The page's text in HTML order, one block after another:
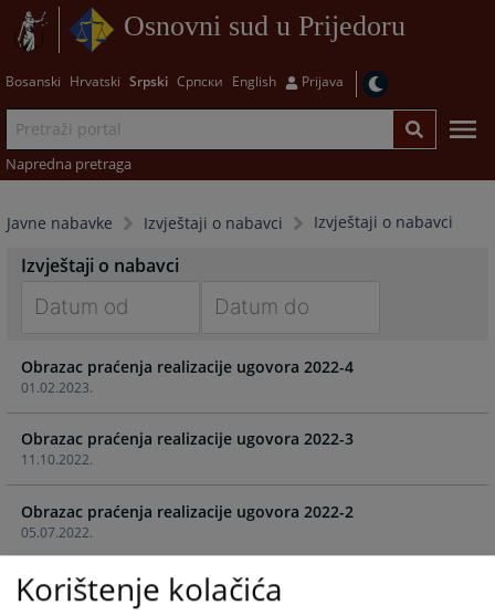
Osnovni sud u Prijedoru
Bosanski Hrvatski Srpski Српски English Prijava
Napredna pretraga
Javne nabavke Izvještaji o nabavci Izvještaji o nabavci
Izvještaji o nabavci
forward
to
interact
with
the
calendar
and
select
a
date.
forward
interact
with
calendar
and
a
date.
01.02.2023.
Obrazac praćenja realizacije ugovora 2022-4
11.10.2022.
Obrazac praćenja realizacije ugovora 2022-3
05.07.2022.
Obrazac praćenja realizacije ugovora 2022-2
04.04.2022.
Obrazac praćenja realizacije ugovora 2022-1
Korištenje kolačića